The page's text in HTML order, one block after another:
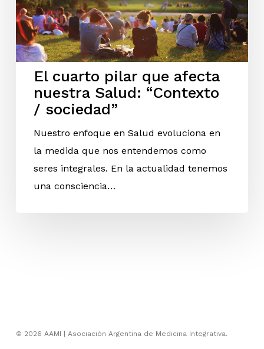
El cuarto pilar que afecta
nuestra Salud: “Contexto
/ sociedad”
Nuestro enfoque en Salud evoluciona en
la medida que nos entendemos como
seres integrales. En la actualidad tenemos
una consciencia…
© 2026 AAMI | Asociación Argentina de Medicina Integrativa.